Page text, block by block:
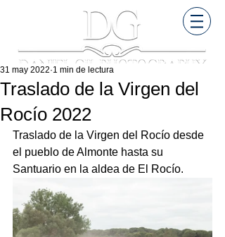
Traslado de la Virgen del
Rocío 2022
31 may 2022 1 min de lectura
Traslado de la Virgen del Rocío desde
el pueblo de Almonte hasta su
Santuario en la aldea de El Rocío.